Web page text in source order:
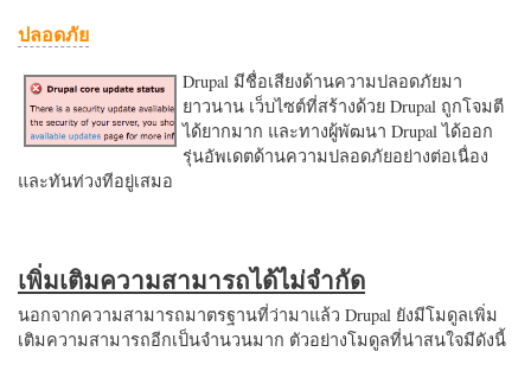
ปลอดภัย
Drupal มีชื่อเสียงด้านความปลอดภัยมา
ยาวนาน เว็บไซต์ที่สร้างด้วย Drupal ถูกโจมตี
ได้ยากมาก และทางผู้พัฒนา Drupal ได้ออก
รุ่นอัพเดตด้านความปลอดภัยอย่างต่อเนื่อง
และทันท่วงทีอยู่เสมอ
เพิ่มเติมความสามารถได้ไม่จำกัด
นอกจากความสามารถมาตรฐานที่ว่ามาแล้ว Drupal ยังมีโมดูลเพิ่ม
เติมความสามารถอีกเป็นจำนวนมาก ตัวอย่างโมดูลที่น่าสนใจมีดังนี้